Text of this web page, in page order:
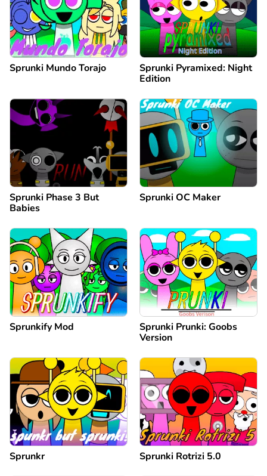
Sprunki Mundo Torajo
Sprunki Pyramixed: Night
Edition
Sprunki Phase 3 But
Babies
Sprunki OC Maker
Sprunkify Mod
Sprunki Prunki: Goobs
Version
Sprunkr Sprunki Rotrizi 5.0